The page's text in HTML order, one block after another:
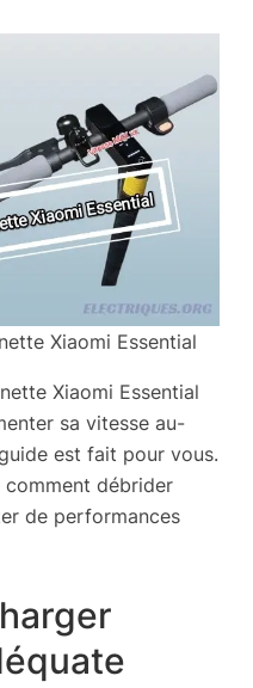
Xiaomi Essential
Xiaomi Essential
sa vitesse au-
est fait pour vous.
débrider
de performances